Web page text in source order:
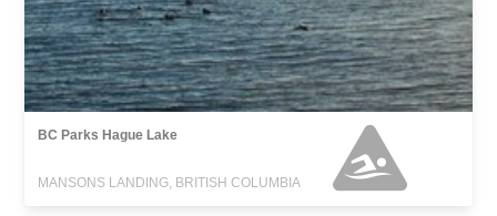
BC Parks Hague Lake
MANSONS LANDING, BRITISH COLUMBIA